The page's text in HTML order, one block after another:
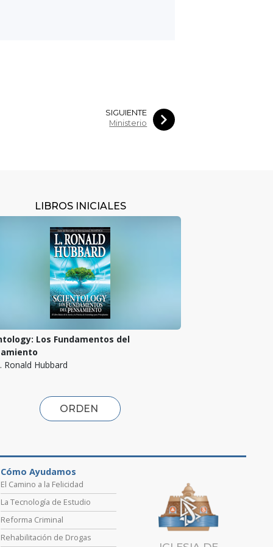
SIGUIENTE
Ministerio
LIBROS INICIALES
Los Fundamentos del
Ronald Hubbard
ORDEN
Cómo Ayudamos
El Camino a la Felicidad
La Tecnología de Estudio
Reforma Criminal
Rehabilitación de Drogas